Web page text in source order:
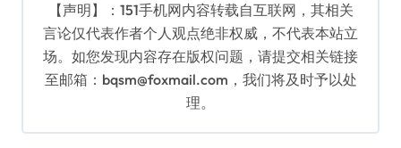
【声明】：151手机网内容转载自互联网，其相关
言论仅代表作者个人观点绝非权威，不代表本站立
场。如您发现内容存在版权问题，请提交相关链接
至邮箱：bqsm@foxmail.com，我们将及时予以处
理。